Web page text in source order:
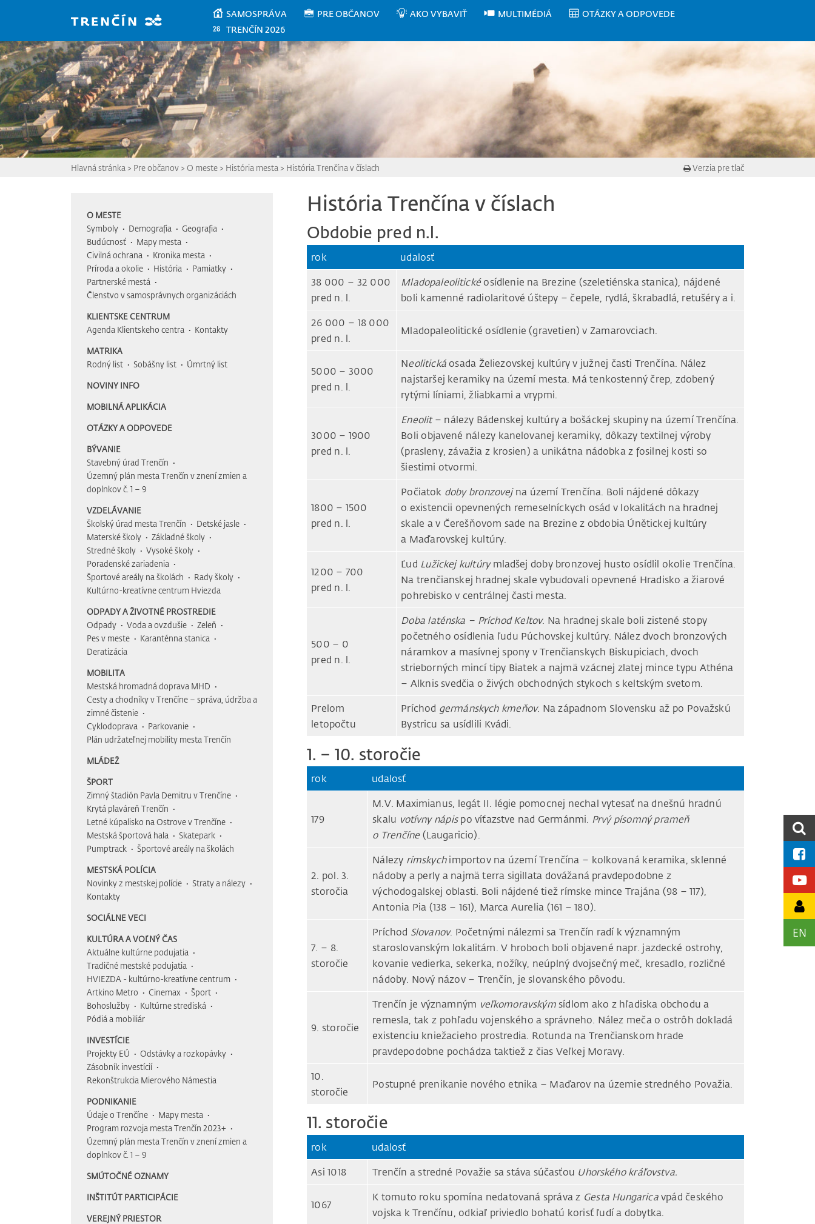
SAMOSPRÁVA PRE OBČANOV AKO VYBAVIŤ MULTIMÉDIÁ
OTÁZKY A ODPOVEDE
TRENČÍN 2026
EN
Hlavná stránka > Pre občanov> O meste> História mesta > História Trenčína v číslach Verzia pre tlač
O MESTE
Symboly
Demografia
Geografia
Budúcnosť
Mapy mesta
Civilná ochrana
Kronika mesta
Príroda a okolie
História
Pamiatky
Partnerské mestá
Členstvo v samosprávnych organizáciách
KLIENTSKE CENTRUM
Agenda Klientskeho centra
Kontakty
MATRIKA
Rodný list
Sobášny list Úmrtný list
NOVINY INFO
MOBILNÁ APLIKÁCIA
OTÁZKY A ODPOVEDE
BÝVANIE
Stavebný úrad Trenčín
Územný plán mesta Trenčín v znení zmien a
doplnkov č. 1 – 9
VZDELÁVANIE
Školský úrad mesta Trenčín
Detské jasle
Materské školy
Základné školy
Stredné školy
Vysoké školy
Poradenské zariadenia
Športové areály na školách
Rady školy
Kultúrno-kreatívne centrum Hviezda
ODPADY A ŽIVOTNÉ PROSTREDIE
Odpady
Voda a ovzdušie
Zeleň
Pes v meste
Karanténna stanica
Deratizácia
MOBILITA
Mestská hromadná doprava MHD
Cesty a chodníky v Trenčíne – správa, údržba a
zimné čistenie
Cyklodoprava
Parkovanie
Plán udržateľnej mobility mesta Trenčín
MLÁDEŽ
ŠPORT
Zimný štadión Pavla Demitru v Trenčíne
Krytá plaváreň Trenčín
Letné kúpalisko na Ostrove v Trenčíne
Mestská športová hala
Skatepark
Pumptrack
Športové areály na školách
MESTSKÁ POLÍCIA
Novinky z mestskej polície
Straty a nálezy
Kontakty
SOCIÁLNE VECI
KULTÚRA A VOĽNÝ ČAS
Aktuálne kultúrne podujatia
Tradičné mestské podujatia
HVIEZDA - kultúrno-kreatívne centrum
Artkino Metro
Cinemax
Šport
Bohoslužby
Kultúrne strediská
Pódiá a mobiliár
INVESTÍCIE
Projekty EÚ
Odstávky a rozkopávky
Zásobník investícií
Rekonštrukcia Mierového Námestia
PODNIKANIE
Údaje o Trenčíne
Mapy mesta
Program rozvoja mesta Trenčín 2023+
Územný plán mesta Trenčín v znení zmien a
doplnkov č. 1 – 9
SMÚTOČNÉ OZNAMY
INŠTITÚT PARTICIPÁCIE
VEREJNÝ PRIESTOR
História Trenčína v číslach
Obdobie pred n.l.
rok udalosť
38 000 – 32 000
pred n. l.
Mladopaleolitickéosídlenie na Brezine (szeletiénska stanica), nájdené
boli kamenné radiolaritové úštepy – čepele, rydlá, škrabadlá, retušéry a i.
26 000 – 18 000
pred n. l.
Mladopaleolitické osídlenie (gravetien) v Zamarovciach.
5000 – 3000
pred n. l.
Neolitickáosada Želiezovskej kultúry v južnej časti Trenčína. Nález
najstaršej keramiky na území mesta. Má tenkostenný črep, zdobený
rytými líniami, žliabkami a vrypmi.
3000 – 1900
pred n. l.
Eneolit– nálezy Bádenskej kultúry a bošáckej skupiny na území Trenčína.
Boli objavené nálezy kanelovanej keramiky, dôkazy textilnej výroby
(prasleny, závažia z krosien) a unikátna nádobka z fosilnej kosti so
šiestimi otvormi.
1800 – 1500
pred n. l.
Počiatok doby bronzovejna území Trenčína. Boli nájdené dôkazy
o existencii opevnených remeselníckych osád v lokalitách na hradnej
skale a v Čerešňovom sade na Brezine z obdobia Únětickej kultúry
a Maďarovskej kultúry.
1200 – 700
pred n. l.
Ľud Lužickej kultúrymladšej doby bronzovej husto osídlil okolie Trenčína.
Na trenčianskej hradnej skale vybudovali opevnené Hradisko a žiarové
pohrebisko v centrálnej časti mesta.
500 – 0
pred n. l.
Doba laténska – Príchod Keltov. Na hradnej skale boli zistené stopy
početného osídlenia ľudu Púchovskej kultúry. Nález dvoch bronzových
náramkov a masívnej spony v Trenčianskych Biskupiciach, dvoch
strieborných mincí tipy Biatek a najmä vzácnej zlatej mince typu Athéna
– Alknis svedčia o živých obchodných stykoch s keltským svetom.
Prelom
letopočtu
Príchod germánskych kmeňov. Na západnom Slovensku až po Považskú
Bystricu sa usídlili Kvádi.
1. – 10. storočie
rok udalosť
179
M.V. Maximianus, legát II. légie pomocnej nechal vytesať na dnešnú hradnú
skalu votívny nápispo víťazstve nad Germánmi. Prvý písomný prameň
o Trenčíne (Laugaricio).
2. pol. 3.
storočia
Nálezy rímskychimportov na území Trenčína – kolkovaná keramika, sklenné
nádoby a perly a najmä terra sigillata dovážaná pravdepodobne z
východogalskej oblasti. Boli nájdené tiež rímske mince Trajána (98 – 117),
Antonia Pia (138 – 161), Marca Aurelia (161 – 180).
7. – 8.
storočie
Príchod Slovanov. Početnými nálezmi sa Trenčín radí k významným
staroslovanským lokalitám. V hroboch boli objavené napr. jazdecké ostrohy,
kovanie vedierka, sekerka, nožíky, neúplný dvojsečný meč, kresadlo, rozličné
nádoby. Nový názov – Trenčín, je slovanského pôvodu.
9. storočie
Trenčín je významným veľkomoravskýmsídlom ako z hľadiska obchodu a
remesla, tak z pohľadu vojenského a správneho. Nález meča o ostrôh dokladá
existenciu kniežacieho prostredia. Rotunda na Trenčianskom hrade
pravdepodobne pochádza taktiež z čias Veľkej Moravy.
10.
storočie
Postupné prenikanie nového etnika – Maďarov na územie stredného Považia.
11. storočie
rok udalosť
Asi 1018 Trenčín a stredné Považie sa stáva súčasťou Uhorského kráľovstva.
1067
K tomuto roku spomína nedatovaná správa z Gesta Hungaricavpád českého
vojska k Trenčínu, odkiaľ priviedlo bohatú korisť ľudí a dobytka.